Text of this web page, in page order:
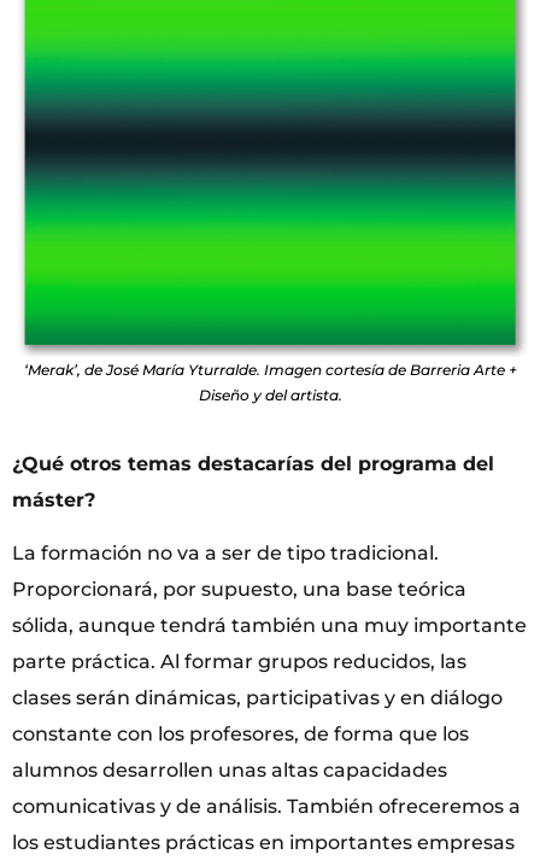
‘Merak’, de José María Yturralde. Imagen cortesía de Barreria Arte +
Diseño y del artista.
¿Qué otros temas destacarías del programa del
máster?
La formación no va a ser de tipo tradicional.
Proporcionará, por supuesto, una base teórica
sólida, aunque tendrá también una muy importante
parte práctica. Al formar grupos reducidos, las
clases serán dinámicas, participativas y en diálogo
constante con los profesores, de forma que los
alumnos desarrollen unas altas capacidades
comunicativas y de análisis. También ofreceremos a
los estudiantes prácticas en importantes empresas